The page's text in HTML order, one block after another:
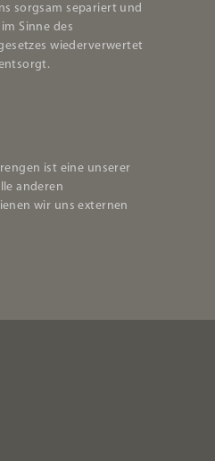
sorgsam separiert und
Sinne des
wiederverwertet
ist eine unserer
anderen
wir uns externen